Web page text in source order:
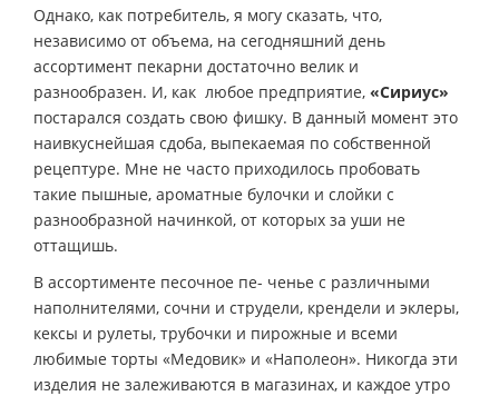
Однако, как потребитель, я могу сказать, что,
независимо от объема, на сегодняшний день
ассортимент пекарни достаточно велик и
разнообразен. И, как любое предприятие, «Сириус»
постарался создать свою фишку. В данный момент это
наивкуснейшая сдоба, выпекаемая по собственной
рецептуре. Мне не часто приходилось пробовать
такие пышные, ароматные булочки и слойки с
разнообразной начинкой, от которых за уши не
оттащишь.
В ассортименте песочное пе- ченье с различными
наполнителями, сочни и струдели, крендели и эклеры,
кексы и рулеты, трубочки и пирожные и всеми
любимые торты «Медовик» и «Наполеон». Никогда эти
изделия не залеживаются в магазинах, и каждое утро